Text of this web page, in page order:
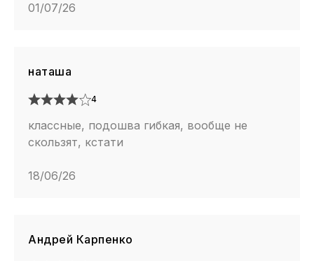
01/07/26
наташа
4
классные, подошва гибкая, вообще не
скользят, кстати
18/06/26
Андрей Карпенко